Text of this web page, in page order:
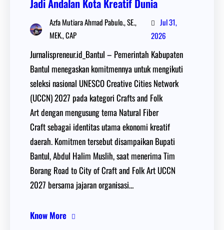
Jadi Andalan Kota Kreatif Dunia
Azfa Mutiara Ahmad Pabulo., SE.,
MEK., CAP
Jul 31,
2026
Jurnalispreneur.id_Bantul – Pemerintah Kabupaten
Bantul menegaskan komitmennya untuk mengikuti
seleksi nasional UNESCO Creative Cities Network
(UCCN) 2027 pada kategori Crafts and Folk
Art dengan mengusung tema Natural Fiber
Craft sebagai identitas utama ekonomi kreatif
daerah. Komitmen tersebut disampaikan Bupati
Bantul, Abdul Halim Muslih, saat menerima Tim
Borang Road to City of Craft and Folk Art UCCN
2027 bersama jajaran organisasi…
Know More